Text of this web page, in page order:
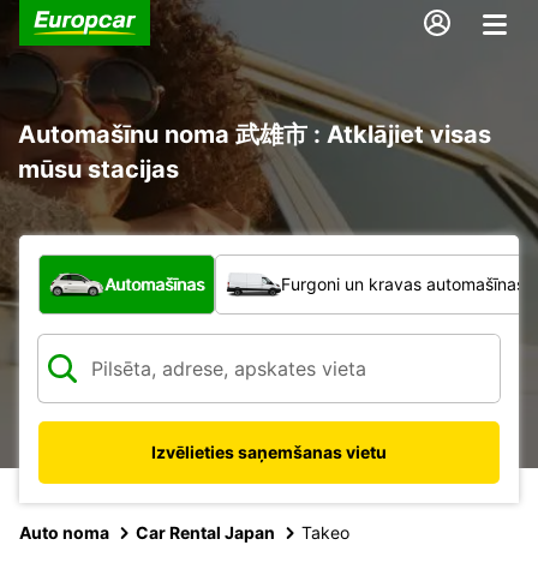
Automašīnu noma 武雄市 : Atklājiet visas
mūsu stacijas
Kāda veida transportlīdzeklis?
Automašīnas Furgoni un kravas automašīnas
Izvēlieties saņemšanas vietu
Auto noma Car Rental Japan Takeo